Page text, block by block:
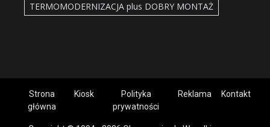
TERMOMODERNIZACJA plus DOBRY MONTAŻ
Strona
główna
Kiosk
Polityka
prywatności
Reklama Kontakt